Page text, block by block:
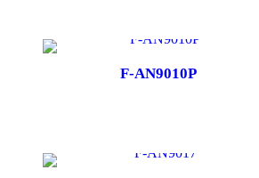
F-AN9010P